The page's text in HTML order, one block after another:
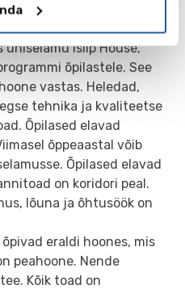
elab ühiselamus.
lähedal.
ühiselamu Islip House,
õpilastele. See
vastas. Heledad,
tehnika ja kvaliteetse
Õpilased elavad
õppeaastal võib
Õpilased elavad
on koridori peal.
lõuna ja õhtusöök on
eraldi hoones, mis
peahoone. Nende
Kõik toad on